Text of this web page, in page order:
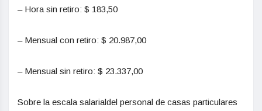
– Hora sin retiro: $ 183,50
– Mensual con retiro: $ 20.987,00
– Mensual sin retiro: $ 23.337,00
Sobre la escala salarialdel personal de casas particulares